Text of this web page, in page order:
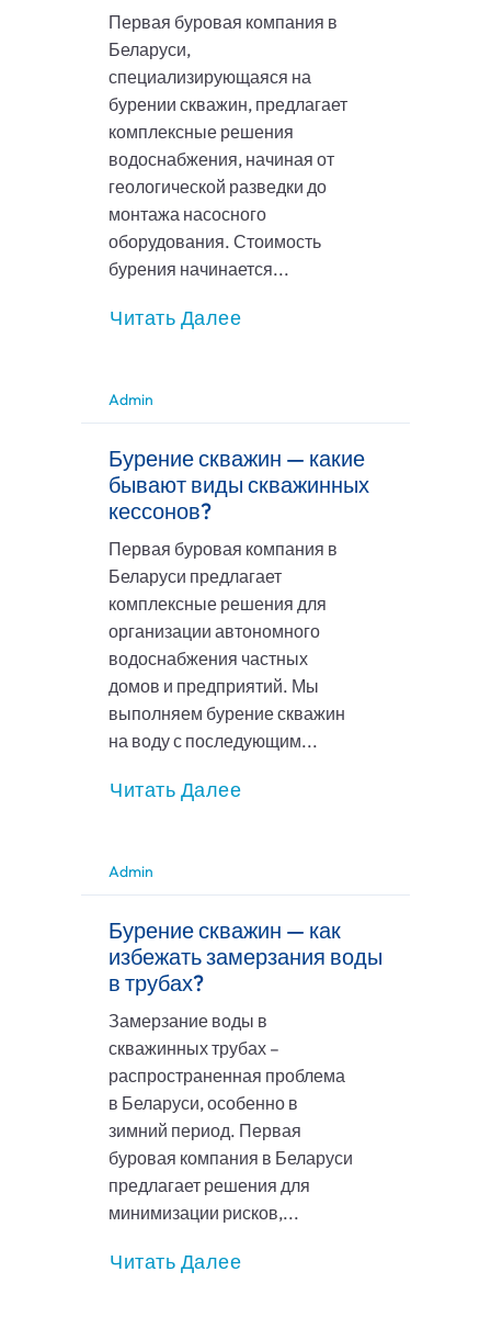
Первая буровая компания в
Беларуси,
специализирующаяся на
бурении скважин, предлагает
комплексные решения
водоснабжения, начиная от
геологической разведки до
монтажа насосного
оборудования. Стоимость
бурения начинается...
Читать Далее
Admin
Бурение скважин — какие
бывают виды скважинных
кессонов?
Первая буровая компания в
Беларуси предлагает
комплексные решения для
организации автономного
водоснабжения частных
домов и предприятий. Мы
выполняем бурение скважин
на воду с последующим...
Читать Далее
Admin
Бурение скважин — как
избежать замерзания воды
в трубах?
Замерзание воды в
скважинных трубах –
распространенная проблема
в Беларуси, особенно в
зимний период. Первая
буровая компания в Беларуси
предлагает решения для
минимизации рисков,...
Читать Далее